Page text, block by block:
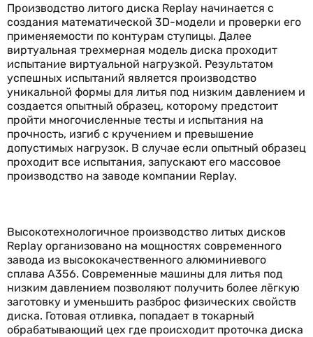
Производство литого диска Replay начинается с
создания математической 3D-модели и проверки его
применяемости по контурам ступицы. Далее
виртуальная трехмерная модель диска проходит
испытание виртуальной нагрузкой. Результатом
успешных испытаний является производство
уникальной формы для литья под низким давлением и
создается опытный образец, которому предстоит
пройти многочисленные тесты и испытания на
прочность, изгиб с кручением и превышение
допустимых нагрузок. В случае если опытный образец
проходит все испытания, запускают его массовое
производство на заводе компании Replay.
Высокотехнологичное производство литых дисков
Replay организовано на мощностях современного
завода из высококачественного алюминиевого
сплава А356. Современные машины для литья под
низким давлением позволяют получить более лёгкую
заготовку и уменьшить разброс физических свойств
диска. Готовая отливка, попадает в токарный
обрабатывающий цех где происходит проточка диска